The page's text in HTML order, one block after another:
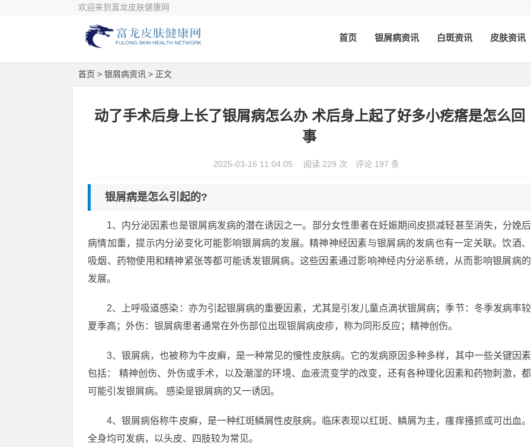
欢迎来到富龙皮肤健康网
首页 银屑病资讯 白斑资讯 皮肤资讯
首页 > 银屑病资讯 > 正文
动了手术后身上长了银屑病怎么办 术后身上起了好多小疙瘩是怎么回
事
2025-03-16 11:04:05 阅读 229 次 评论 197 条
银屑病是怎么引起的?
1、内分泌因素也是银屑病发病的潜在诱因之一。部分女性患者在妊娠期间皮损减轻甚至消失，分娩后
病情加重，提示内分泌变化可能影响银屑病的发展。精神神经因素与银屑病的发病也有一定关联。饮酒、
吸烟、药物使用和精神紧张等都可能诱发银屑病。这些因素通过影响神经内分泌系统，从而影响银屑病的
发展。
2、上呼吸道感染：亦为引起银屑病的重要因素，尤其是引发儿童点滴状银屑病；季节：冬季发病率较
夏季高；外伤：银屑病患者通常在外伤部位出现银屑病皮疹，称为同形反应；精神创伤。
3、银屑病，也被称为牛皮癣，是一种常见的慢性皮肤病。它的发病原因多种多样，其中一些关键因素
包括： 精神创伤、外伤或手术，以及潮湿的环境、血液流变学的改变，还有各种理化因素和药物刺激，都
可能引发银屑病。 感染是银屑病的又一诱因。
4、银屑病俗称牛皮癣，是一种红斑鳞屑性皮肤病。临床表现以红斑、鳞屑为主，瘙痒搔抓或可出血。
全身均可发病，以头皮、四肢较为常见。